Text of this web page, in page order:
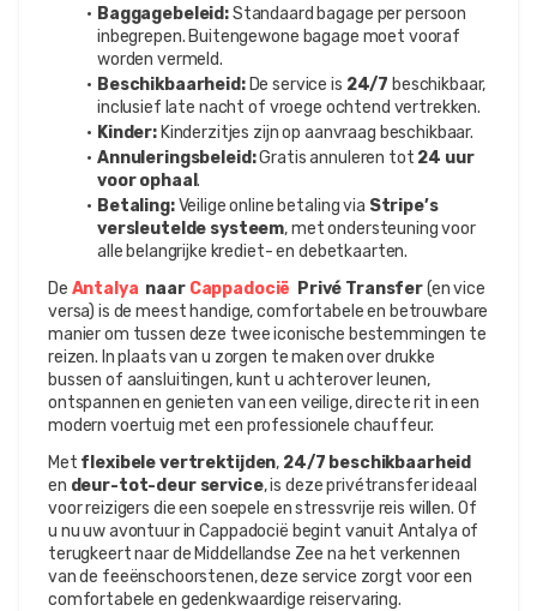
Baggagebeleid: Standaard bagage per persoon
inbegrepen. Buitengewone bagage moet vooraf
worden vermeld.
Beschikbaarheid: De service is 24/7 beschikbaar,
inclusief late nacht of vroege ochtend vertrekken.
Kinder: Kinderzitjes zijn op aanvraag beschikbaar.
Annuleringsbeleid: Gratis annuleren tot 24 uur
voor ophaal.
Betaling: Veilige online betaling via Stripe’s
versleutelde systeem, met ondersteuning voor
alle belangrijke krediet- en debetkaarten.
De Antalya naar Cappadocië Privé Transfer (en vice
versa) is de meest handige, comfortabele en betrouwbare
manier om tussen deze twee iconische bestemmingen te
reizen. In plaats van u zorgen te maken over drukke
bussen of aansluitingen, kunt u achterover leunen,
ontspannen en genieten van een veilige, directe rit in een
modern voertuig met een professionele chauffeur.
Met flexibele vertrektijden, 24/7 beschikbaarheid
en deur-tot-deur service, is deze privétransfer ideaal
voor reizigers die een soepele en stressvrije reis willen. Of
u nu uw avontuur in Cappadocië begint vanuit Antalya of
terugkeert naar de Middellandse Zee na het verkennen
van de feeënschoorstenen, deze service zorgt voor een
comfortabele en gedenkwaardige reiservaring.